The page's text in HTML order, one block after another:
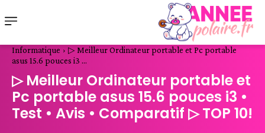
Informatique
▷ Meilleur Ordinateur portable et Pc portable
asus 15.6 pouces i3 ...
▷ Meilleur Ordinateur portable et
Pc portable asus 15.6 pouces i3 •
Test • Avis • Comparatif ▷ TOP 10!